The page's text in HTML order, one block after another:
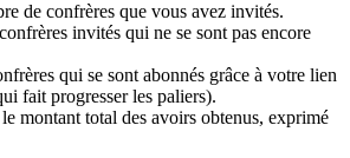
de confrères que vous avez invités.
invités qui ne se sont pas encore
qui se sont abonnés grâce à votre lien
fait progresser les paliers).
le montant total des avoirs obtenus, exprimé